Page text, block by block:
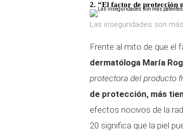
2. “El factor de protección
Las inseguridades son
Frente al mito de que el
dermatóloga María
protectora del producto
de protección, más
efectos nocivos de la
20 significa que la piel